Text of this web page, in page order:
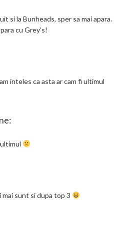
si la Bunheads, sper sa mai apara.
cu Grey’s!
inteles ca asta ar cam fi ultimul
mai sunt si dupa top 3